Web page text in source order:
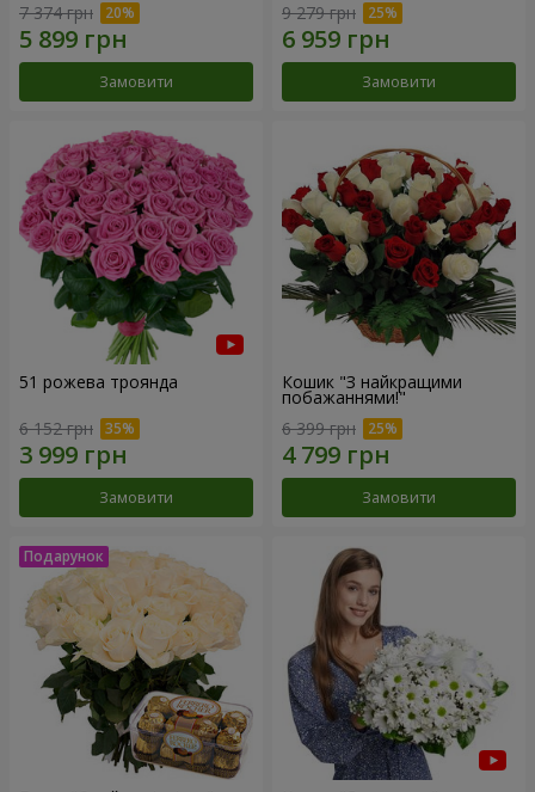
7 374 грн
Замовити
9 279 грн
Замовити
51 рожева троянда
6 152 грн
Замовити
Кошик "З найкращими
побажаннями!"
6 399 грн
Замовити